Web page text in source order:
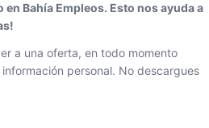
Bahía Empleos. Esto nos ayuda a
a una oferta, en todo momento
personal. No descargues